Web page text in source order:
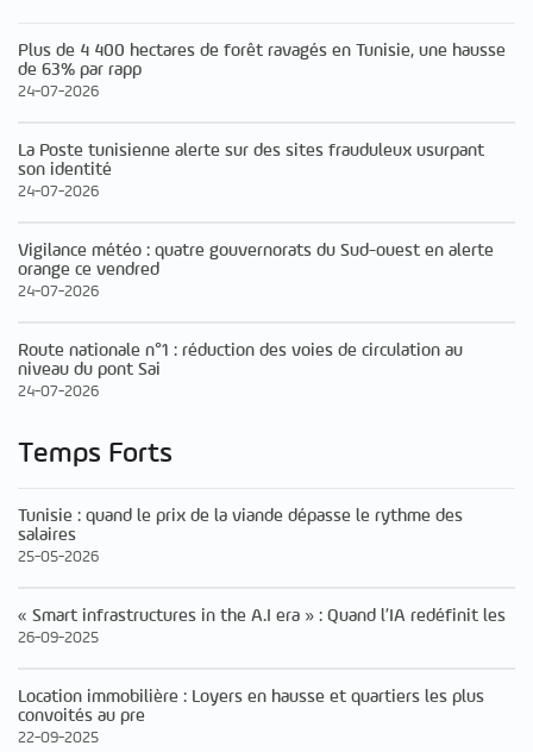
Plus de 4 400 hectares de forêt ravagés en Tunisie, une hausse
de 63% par rapp
24-07-2026
La Poste tunisienne alerte sur des sites frauduleux usurpant
son identité
24-07-2026
Vigilance météo : quatre gouvernorats du Sud-ouest en alerte
orange ce vendred
24-07-2026
Route nationale n°1 : réduction des voies de circulation au
niveau du pont Sai
24-07-2026
Temps Forts
Tunisie : quand le prix de la viande dépasse le rythme des
salaires
25-05-2026
« Smart infrastructures in the A.I era » : Quand l’IA redéfinit les
26-09-2025
Location immobilière : Loyers en hausse et quartiers les plus
convoités au pre
22-09-2025